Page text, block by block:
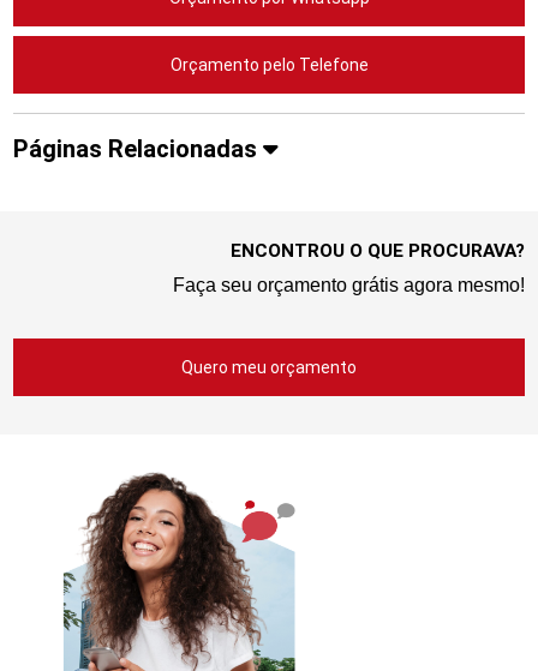
Orçamento pelo Telefone
Páginas Relacionadas
ENCONTROU O QUE PROCURAVA?
Faça seu orçamento grátis agora mesmo!
Quero meu orçamento